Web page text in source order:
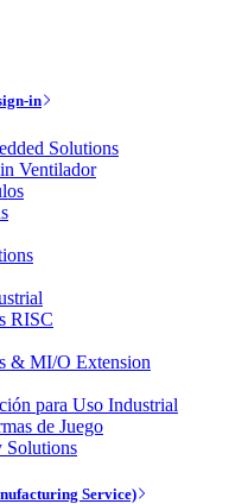
in
Solutions
Ventilador
RISC
& MI/O Extension
para Uso Industrial
de Juego
Solutions
Service)